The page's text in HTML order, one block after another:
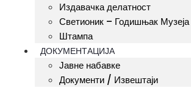
Издавачка делатност
Светионик – Годишњак Музеја
Штампа
ДОКУМЕНТАЦИЈА
Јавне набавке
Документи / Извештаји